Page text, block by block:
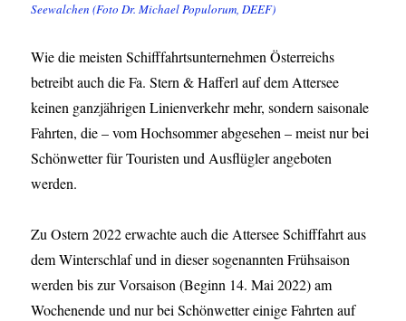
Seewalchen (Foto Dr. Michael Populorum, DEEF)
Wie die meisten Schifffahrtsunternehmen Österreichs
betreibt auch die Fa. Stern & Hafferl auf dem Attersee
keinen ganzjährigen Linienverkehr mehr, sondern saisonale
Fahrten, die – vom Hochsommer abgesehen – meist nur bei
Schönwetter für Touristen und Ausflügler angeboten
werden.
Zu Ostern 2022 erwachte auch die Attersee Schifffahrt aus
dem Winterschlaf und in dieser sogenannten Frühsaison
werden bis zur Vorsaison (Beginn 14. Mai 2022) am
Wochenende und nur bei Schönwetter einige Fahrten auf